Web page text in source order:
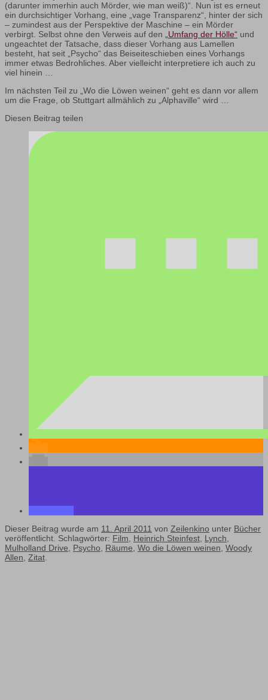
(darunter immerhin auch Mörder, wie man weiß)“. Nun ist es erneut
ein durchsichtiger Vorhang, eine „vage Transparenz“, hinter der sich
– zumindest aus der Perspektive der Maschine – ein Mörder
verbirgt. Selbst ohne den Verweis auf den „Umfang der Hölle“ und
ungeachtet der Tatsache, dass dieser Vorhang aus Lamellen
besteht, hat seit „Psycho“ das Beiseiteschieben eines Vorhangs
immer etwas Bedrohliches. Aber vielleicht interpretiere ich auch zu
viel hinein …
Im nächsten Teil zu „Wo die Löwen weinen“ geht es dann vor allem
um die Frage, ob Stuttgart allmählich zu „Alphaville“ wird …
Diesen Beitrag teilen
Dieser Beitrag wurde am 11. April 2011 von Zeilenkino unter Bücher
veröffentlicht. Schlagwörter: Film, Heinrich Steinfest, Lynch,
Mulholland Drive, Psycho, Räume, Wo die Löwen weinen, Woody
Allen, Zitat.